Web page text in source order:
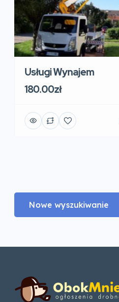
Usługi Wynajem
180.00zł
Nowe wyszukiwanie